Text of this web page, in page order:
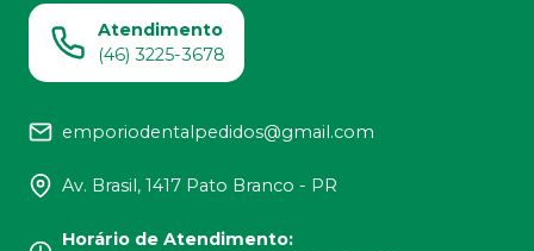
Atendimento
(46) 3225-3678
emporiodentalpedidos@gmail.com
Av. Brasil, 1417 Pato Branco - PR
Horário de Atendimento: